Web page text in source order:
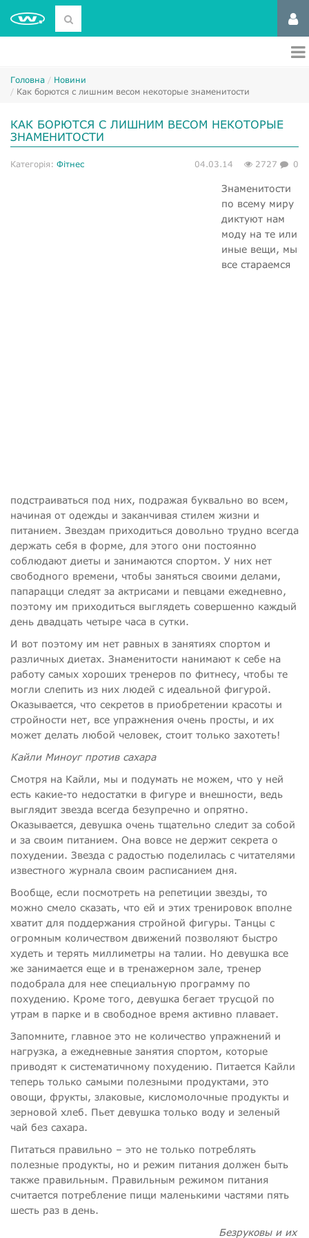
Головна
Новини
Как борются с лишним весом некоторые знаменитости
КАК БОРЮТСЯ С ЛИШНИМ ВЕСОМ НЕКОТОРЫЕ
ЗНАМЕНИТОСТИ
Категорія: Фітнес 04.03.14 2727 0
Знаменитости
по всему миру
диктуют нам
моду на те или
иные вещи, мы
все стараемся
подстраиваться под них, подражая буквально во всем,
начиная от одежды и заканчивая стилем жизни и
питанием. Звездам приходиться довольно трудно всегда
держать себя в форме, для этого они постоянно
соблюдают диеты и занимаются спортом. У них нет
свободного времени, чтобы заняться своими делами,
папарацци следят за актрисами и певцами ежедневно,
поэтому им приходиться выглядеть совершенно каждый
день двадцать четыре часа в сутки.
И вот поэтому им нет равных в занятиях спортом и
различных диетах. Знаменитости нанимают к себе на
работу самых хороших тренеров по фитнесу, чтобы те
могли слепить из них людей с идеальной фигурой.
Оказывается, что секретов в приобретении красоты и
стройности нет, все упражнения очень просты, и их
может делать любой человек, стоит только захотеть!
Кайли Миноуг против сахара
Смотря на Кайли, мы и подумать не можем, что у ней
есть какие-то недостатки в фигуре и внешности, ведь
выглядит звезда всегда безупречно и опрятно.
Оказывается, девушка очень тщательно следит за собой
и за своим питанием. Она вовсе не держит секрета о
похудении. Звезда с радостью поделилась с читателями
известного журнала своим расписанием дня.
Вообще, если посмотреть на репетиции звезды, то
можно смело сказать, что ей и этих тренировок вполне
хватит для поддержания стройной фигуры. Танцы с
огромным количеством движений позволяют быстро
худеть и терять миллиметры на талии. Но девушка все
же занимается еще и в тренажерном зале, тренер
подобрала для нее специальную программу по
похудению. Кроме того, девушка бегает трусцой по
утрам в парке и в свободное время активно плавает.
Запомните, главное это не количество упражнений и
нагрузка, а ежедневные занятия спортом, которые
приводят к систематичному похудению. Питается Кайли
теперь только самыми полезными продуктами, это
овощи, фрукты, злаковые, кисломолочные продукты и
зерновой хлеб. Пьет девушка только воду и зеленый
чай без сахара.
Питаться правильно – это не только потреблять
полезные продукты, но и режим питания должен быть
также правильным. Правильным режимом питания
считается потребление пищи маленькими частями пять
шесть раз в день.
Безруковы и их